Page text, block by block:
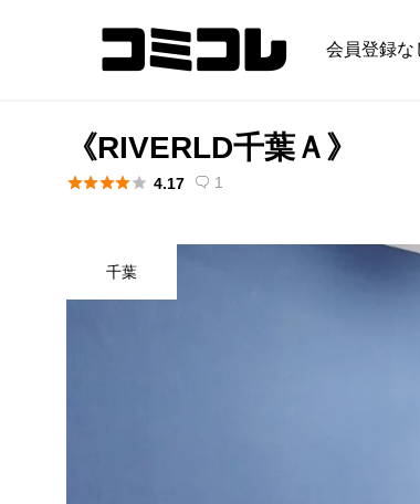
会員登録な
《RIVERLD千葉Ａ》
 4.17  1
千葉